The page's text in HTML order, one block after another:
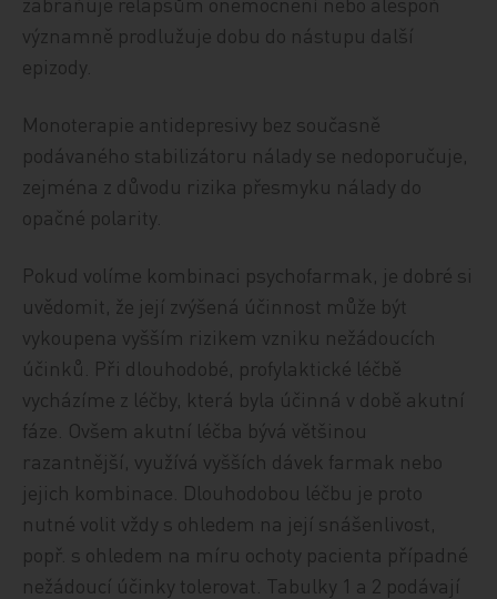
významně prodlužuje dobu do nástupu další
epizody.
Monoterapie antidepresivy bez současně
podávaného stabilizátoru nálady se nedoporučuje,
zejména z důvodu rizika přesmyku nálady do
opačné polarity.
Pokud volíme kombinaci psychofarmak, je dobré si
uvědomit, že její zvýšená účinnost může být
vykoupena vyšším rizikem vzniku nežádoucích
účinků. Při dlouhodobé, profylaktické léčbě
vycházíme z léčby, která byla účinná v době akutní
fáze. Ovšem akutní léčba bývá většinou
razantnější, využívá vyšších dávek farmak nebo
jejich kombinace. Dlouhodobou léčbu je proto
nutné volit vždy s ohledem na její snášenlivost,
popř. s ohledem na míru ochoty pacienta případné
nežádoucí účinky tolerovat. Tabulky 1 a 2 podávají